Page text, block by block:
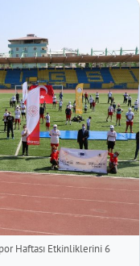
Haftası Etkinliklerini 6